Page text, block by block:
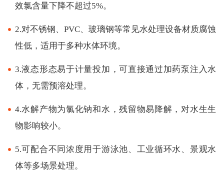
效氯含量下降不超过5%。
2.对不锈钢、PVC、玻璃钢等常见水处理设备材质腐蚀
性低，适用于多种水体环境。
3.液态形态易于计量投加，可直接通过加药泵注入水
体，无需预溶处理。
4.水解产物为氯化钠和水，残留物易降解，对水生生
物影响较小。
5.可配合不同浓度用于游泳池、工业循环水、景观水
体等多场景处理。